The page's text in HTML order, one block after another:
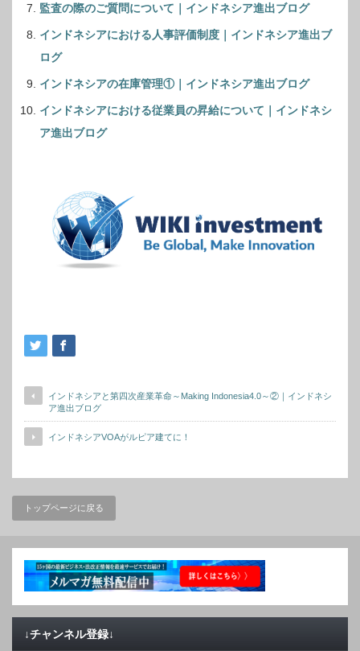
監査の際のご質問について｜インドネシア進出ブログ
インドネシアにおける人事評価制度｜インドネシア進出ブ
ログ
インドネシアの在庫管理①｜インドネシア進出ブログ
インドネシアにおける従業員の昇給について｜インドネシ
ア進出ブログ
インドネシアと第四次産業革命～Making Indonesia4.0～②｜インドネシ
ア進出ブログ
インドネシアVOAがルピア建てに！
トップページに戻る
↓チャンネル登録↓